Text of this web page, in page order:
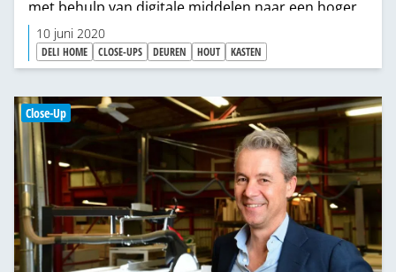
met behulp van digitale middelen naar een hoger
niveau getild en tegelijk toegankelijker gemaakt
voor het bredere publiek. Door geautomati-
seerde productieprocessen kunnen bewerkingen
immers nauwkeuriger, maar ook op grotere schaal
en dus goed- koper uitgevoerd worden. ‘Wood
craftsmanship for all’, luidt dan ook de visie.
10 juni 2020
DELI HOME CLOSE-UPS DEUREN HOUT KASTEN
Close-Up